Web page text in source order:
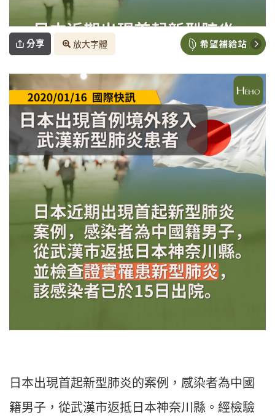
分享 放大字體
日本出現首起新型肺炎的案例，感染者為中國
籍男子，從武漢市返抵日本神奈川縣。經檢驗